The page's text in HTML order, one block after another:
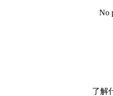
No
了解